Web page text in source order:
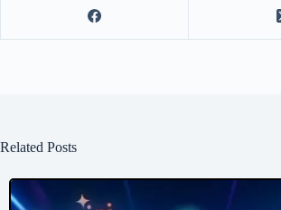
Related Posts